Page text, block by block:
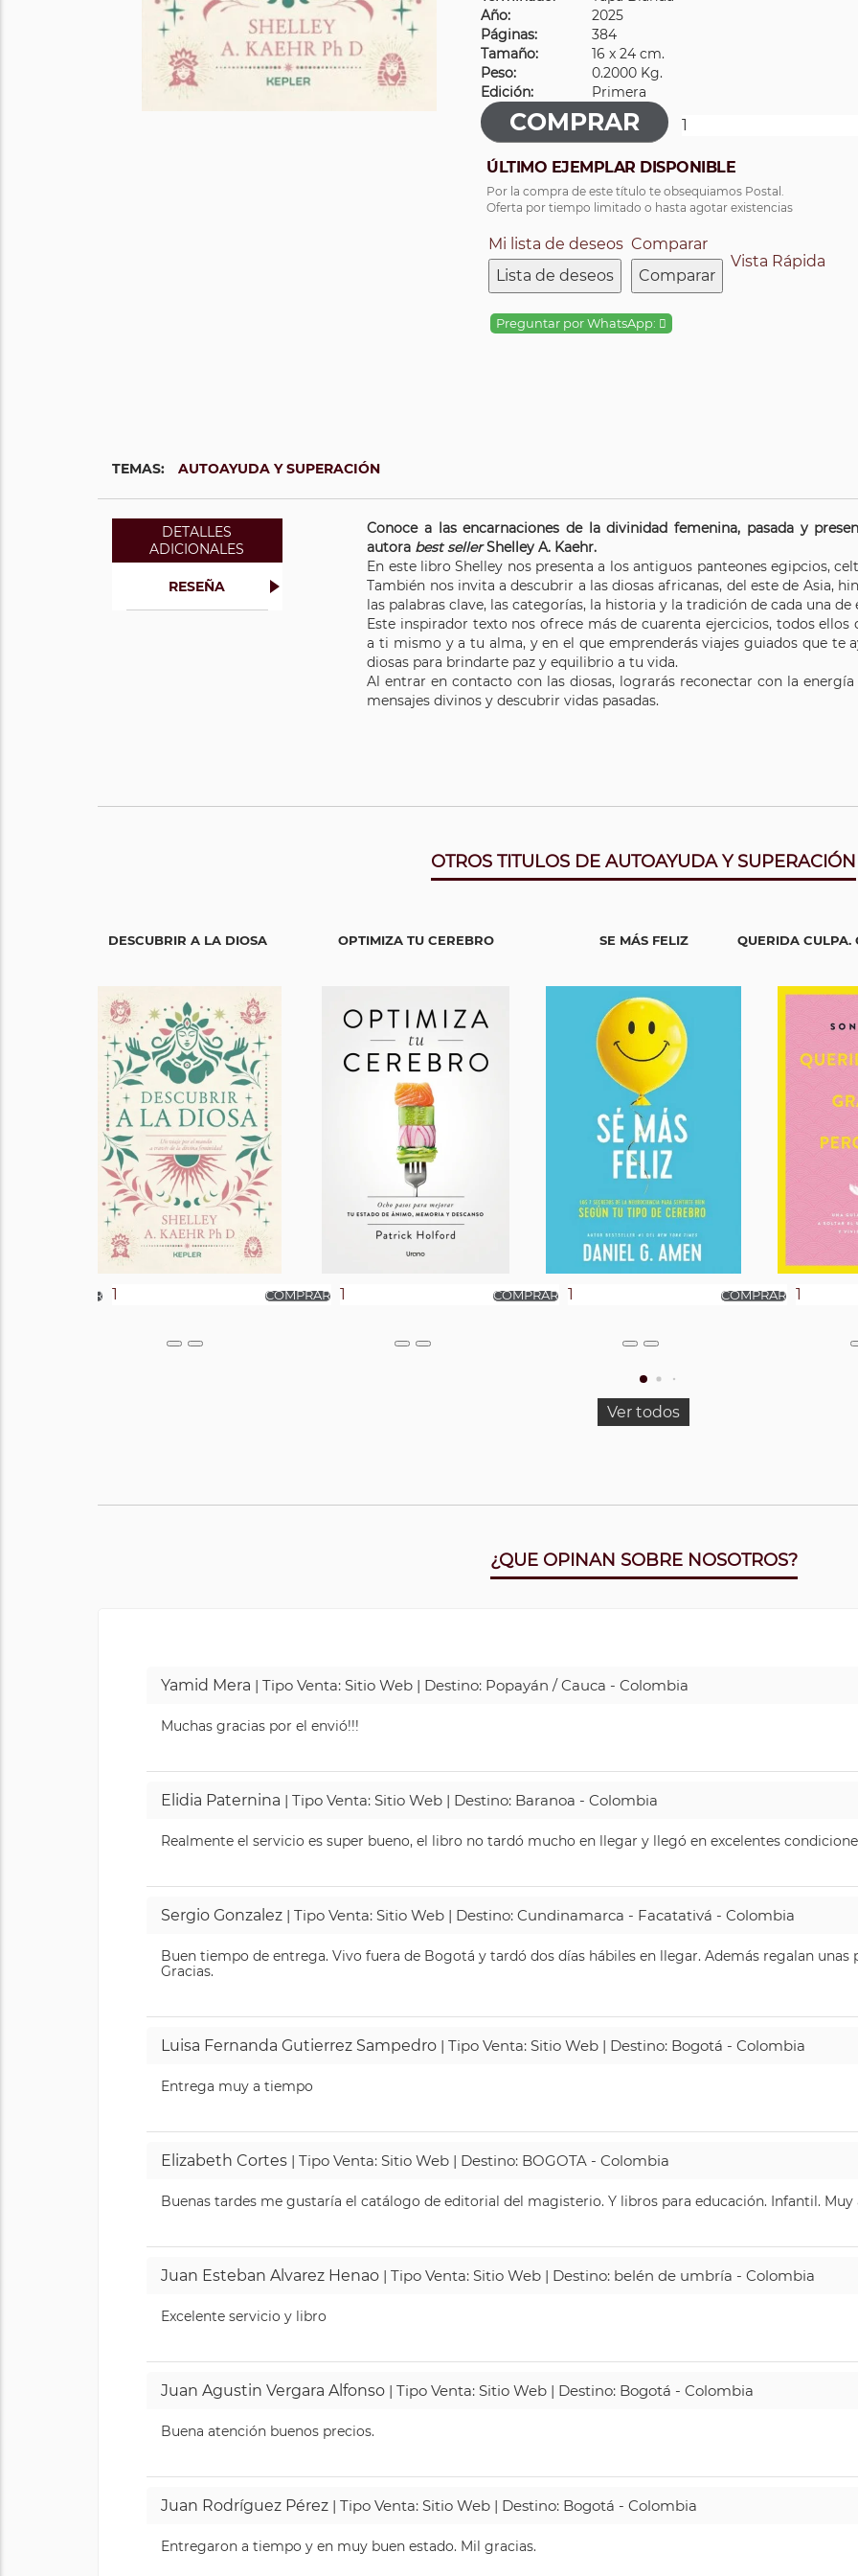
Año:
2025
Páginas:
384
Tamaño:
16 x 24 cm.
Peso:
0.2000 Kg.
Edición:
Primera
ÚLTIMO EJEMPLAR DISPONIBLE
Por la compra de este título te obsequiamos Postal.
Oferta por tiempo limitado o hasta agotar existencias
Mi lista de deseos
Lista de deseos
Comparar
Comparar
Vista Rápida
Preguntar por WhatsApp:
TEMAS: AUTOAYUDA Y SUPERACIÓN
DETALLES
ADICIONALES
RESEÑA
Conoce a las encarnaciones de la divinidad femenina, pasada y
autora best sellerShelley A. Kaehr.
En este libro Shelley nos presenta a los antiguos panteones egipcios,
También nos invita a descubrir a las diosas africanas, del este de Asia,
las palabras clave, las categorías, la historia y la tradición de cada una de
Este inspirador texto nos ofrece más de cuarenta ejercicios, todos
a ti mismo y a tu alma, y en el que emprenderás viajes guiados que te
diosas para brindarte paz y equilibrio a tu vida.
Al entrar en contacto con las diosas, lograrás reconectar con la
mensajes divinos y descubrir vidas pasadas.
OTROS TITULOS DE AUTOAYUDA Y SUPERACIÓN
DESCUBRIR A LA DIOSA OPTIMIZA TU CEREBRO SE MÁS FELIZ QUERIDA CULPA.
Ver todos
¿QUE OPINAN SOBRE NOSOTROS?
Yamid Mera | Tipo Venta: Sitio Web | Destino: Popayán / Cauca - Colombia
Muchas gracias por el envió!!!
Elidia Paternina | Tipo Venta: Sitio Web | Destino: Baranoa - Colombia
Realmente el servicio es super bueno, el libro no tardó mucho en llegar y llegó en excelentes
Sergio Gonzalez | Tipo Venta: Sitio Web | Destino: Cundinamarca - Facatativá - Colombia
Buen tiempo de entrega. Vivo fuera de Bogotá y tardó dos días hábiles en llegar. Además regalan unas
Gracias.
Luisa Fernanda Gutierrez Sampedro | Tipo Venta: Sitio Web | Destino: Bogotá - Colombia
Entrega muy a tiempo
Elizabeth Cortes | Tipo Venta: Sitio Web | Destino: BOGOTA - Colombia
Buenas tardes me gustaría el catálogo de editorial del magisterio. Y libros para educación. Infantil. Muy
Juan Esteban Alvarez Henao | Tipo Venta: Sitio Web | Destino: belén de umbría - Colombia
Excelente servicio y libro
Juan Agustin Vergara Alfonso | Tipo Venta: Sitio Web | Destino: Bogotá - Colombia
Buena atención buenos precios.
Juan Rodríguez Pérez | Tipo Venta: Sitio Web | Destino: Bogotá - Colombia
Entregaron a tiempo y en muy buen estado. Mil gracias.